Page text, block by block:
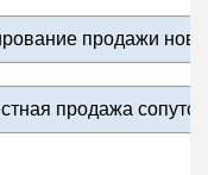
продажи
продажа